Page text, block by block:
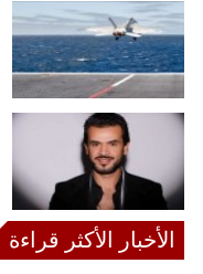
الأخبار الأكثر قراءة